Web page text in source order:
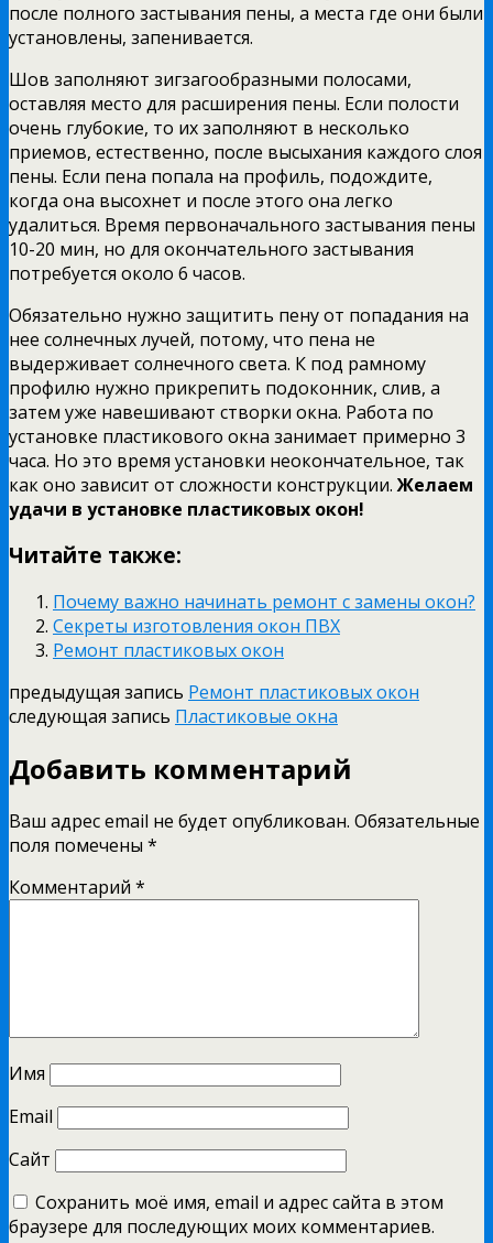
после полного застывания пены, а места где они были
установлены, запенивается.
Шов заполняют зигзагообразными полосами,
оставляя место для расширения пены. Если полости
очень глубокие, то их заполняют в несколько
приемов, естественно, после высыхания каждого слоя
пены. Если пена попала на профиль, подождите,
когда она высохнет и после этого она легко
удалиться. Время первоначального застывания пены
10-20 мин, но для окончательного застывания
потребуется около 6 часов.
Обязательно нужно защитить пену от попадания на
нее солнечных лучей, потому, что пена не
выдерживает солнечного света. К под рамному
профилю нужно прикрепить подоконник, слив, а
затем уже навешивают створки окна. Работа по
установке пластикового окна занимает примерно 3
часа. Но это время установки неокончательное, так
как оно зависит от сложности конструкции.Желаем
удачи в установке пластиковых окон!
Читайте также:
Почему важно начинать ремонт с замены окон?
Секреты изготовления окон ПВХ
Ремонт пластиковых окон
предыдущая запись Ремонт пластиковых окон
следующая запись Пластиковые окна
Добавить комментарий
Ваш адрес email не будет опубликован. Обязательные
поля помечены *
Комментарий *
Имя
Email
Сайт
Сохранить моё имя, email и адрес сайта в этом
браузере для последующих моих комментариев.